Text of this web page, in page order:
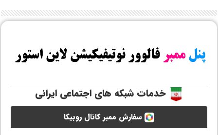
خدمات شبکه های اجتماعی ایرانی
سفارش ممبر کانال روبیکا